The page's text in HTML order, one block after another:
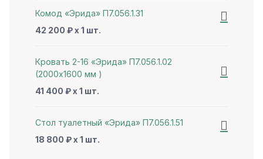
Комод «Эрида» П7.056.1.31
42 200 ₽ x 1 шт.
Кровать 2-16 «Эрида» П7.056.1.02
(2000х1600 мм )
41 400 ₽ x 1 шт.
Стол туалетный «Эрида» П7.056.1.51
18 800 ₽ x 1 шт.